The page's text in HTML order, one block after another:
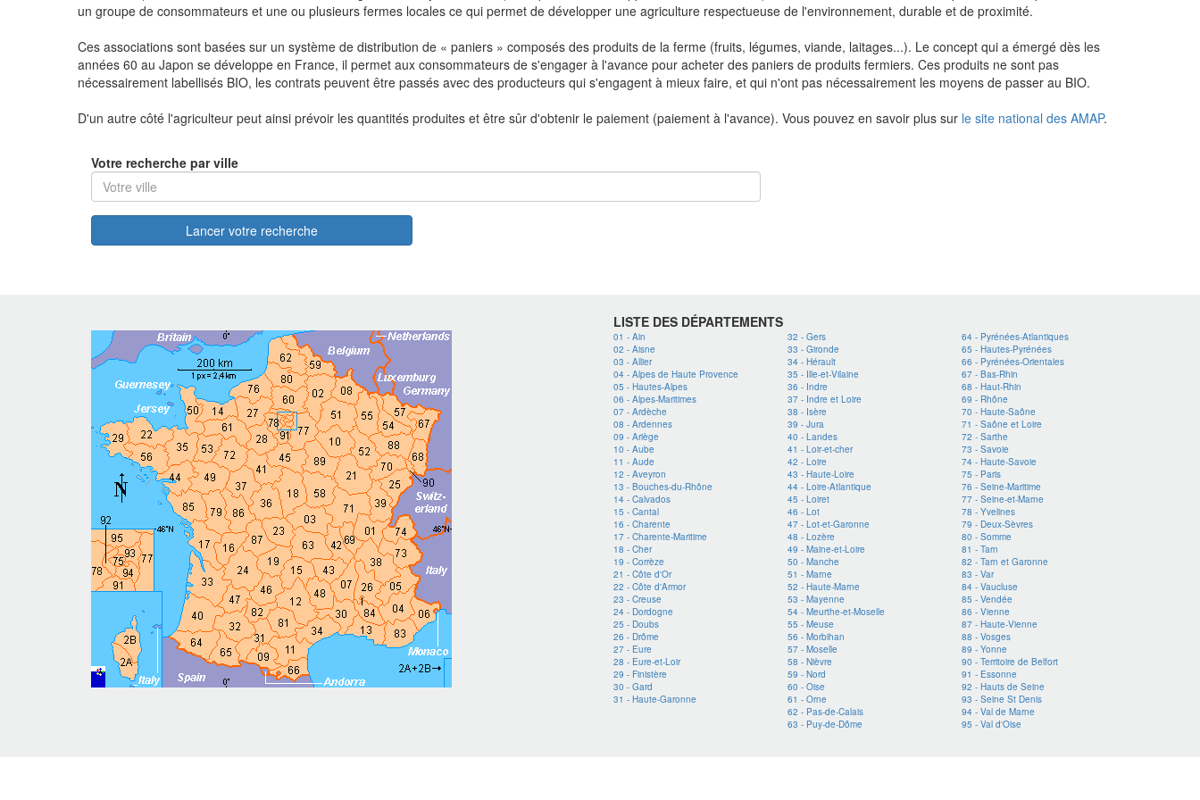
un groupe de consommateurs et une ou plusieurs fermes locales ce qui permet de développer une agriculture respectueuse de l'environnement, durable et de proximité.
Ces associations sont basées sur un système de distribution de « paniers » composés des produits de la ferme (fruits, légumes, viande, laitages...). Le concept qui a émergé dès les
années 60 au Japon se développe en France, il permet aux consommateurs de s'engager à l'avance pour acheter des paniers de produits fermiers. Ces produits ne sont pas
nécessairement labellisés BIO, les contrats peuvent être passés avec des producteurs qui s'engagent à mieux faire, et qui n'ont pas nécessairement les moyens de passer au BIO.
D'un autre côté l'agriculteur peut ainsi prévoir les quantités produites et être sûr d'obtenir le paiement (paiement à l'avance). Vous pouvez en savoir plus sur le site national des AMAP.
Votre recherche par ville
Lancer votre recherche
LISTE DES DÉPARTEMENTS
01 - Ain
02 - Aisne
03 - Allier
04 - Alpes de Haute Provence
05 - Hautes-Alpes
06 - Alpes-Maritimes
07 - Ardèche
08 - Ardennes
09 - Ariège
10 - Aube
11 - Aude
12 - Aveyron
13 - Bouches-du-Rhône
14 - Calvados
15 - Cantal
16 - Charente
17 - Charente-Maritime
18 - Cher
19 - Corrèze
21 - Côte d'Or
22 - Côte d'Armor
23 - Creuse
24 - Dordogne
25 - Doubs
26 - Drôme
27 - Eure
28 - Eure-et-Loir
29 - Finistère
30 - Gard
31 - Haute-Garonne
32 - Gers
33 - Gironde
34 - Hérault
35 - Ille-et-Vilaine
36 - Indre
37 - Indre et Loire
38 - Isère
39 - Jura
40 - Landes
41 - Loir-et-cher
42 - Loire
43 - Haute-Loire
44 - Loire-Atlantique
45 - Loiret
46 - Lot
47 - Lot-et-Garonne
48 - Lozère
49 - Maine-et-Loire
50 - Manche
51 - Marne
52 - Haute-Marne
53 - Mayenne
54 - Meurthe-et-Moselle
55 - Meuse
56 - Morbihan
57 - Moselle
58 - Nièvre
59 - Nord
60 - Oise
61 - Orne
62 - Pas-de-Calais
63 - Puy-de-Dôme
64 - Pyrénées-Atlantiques
65 - Hautes-Pyrénées
66 - Pyrénées-Orientales
67 - Bas-Rhin
68 - Haut-Rhin
69 - Rhône
70 - Haute-Saône
71 - Saône et Loire
72 - Sarthe
73 - Savoie
74 - Haute-Savoie
75 - Paris
76 - Seine-Maritime
77 - Seine-et-Marne
78 - Yvelines
79 - Deux-Sèvres
80 - Somme
81 - Tarn
82 - Tarn et Garonne
83 - Var
84 - Vaucluse
85 - Vendée
86 - Vienne
87 - Haute-Vienne
88 - Vosges
89 - Yonne
90 - Territoire de Belfort
91 - Essonne
92 - Hauts de Seine
93 - Seine St Denis
94 - Val de Marne
95 - Val d'Oise